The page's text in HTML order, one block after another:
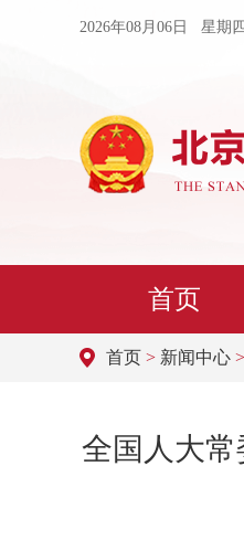
2026年08月06日 星期四
首页
首页 > 新闻中心
全国人大